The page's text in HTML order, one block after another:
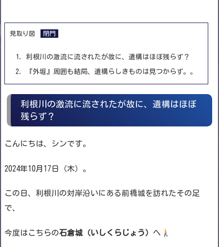
見取り図
1. 利根川の激流に流されたが故に、遺構はほぼ残らず？
2. 『外堀』周囲も結局、遺構らしきものは見つからず。。
利根川の激流に流されたが故に、遺構はほぼ
残らず？
こんにちは、シンです。
2024年10月17日（木）。
この日、利根川の対岸沿いにある前橋城を訪れたその足
で、
今度はこちらの石倉城（いしくらじょう） へ